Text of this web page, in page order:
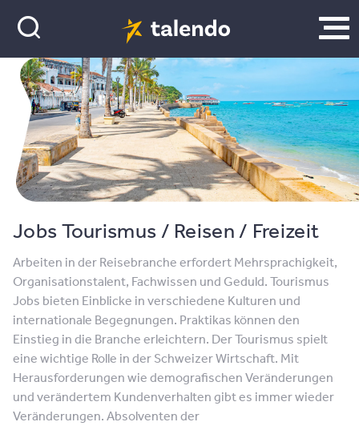
Jobs Tourismus / Reisen / Freizeit
Arbeiten in der Reisebranche erfordert Mehrsprachigkeit,
Organisationstalent, Fachwissen und Geduld. Tourismus
Jobs bieten Einblicke in verschiedene Kulturen und
internationale Begegnungen. Praktikas können den
Einstieg in die Branche erleichtern. Der Tourismus spielt
eine wichtige Rolle in der Schweizer Wirtschaft. Mit
Herausforderungen wie demografischen Veränderungen
und verändertem Kundenverhalten gibt es immer wieder
Veränderungen. Absolventen der